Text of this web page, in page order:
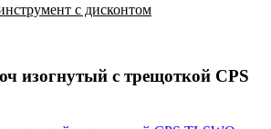
с дисконтом
изогнутый с трещоткой CPS